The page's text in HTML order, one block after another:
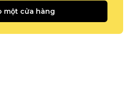
một cửa hàng